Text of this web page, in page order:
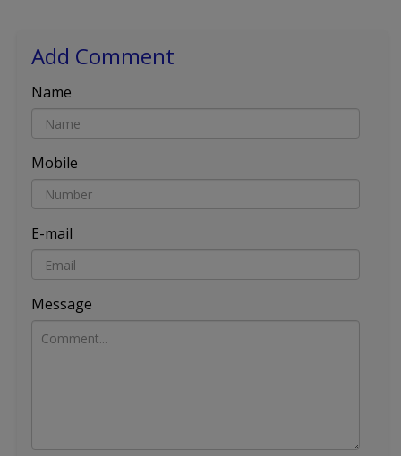
Add Comment
Name
Mobile
E-mail
Message